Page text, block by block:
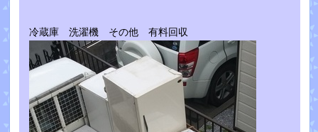
冷蔵庫 洗濯機 その他 有料回収